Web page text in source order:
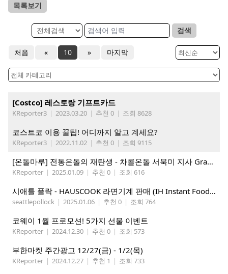
목록보기
검색
처음 « 10 » 마지막
[Costco] 레스토랑 기프트카드
KReporter3 | 2023.03.20 | 추천 0 | 조회 8628
코스트코 이용 꿀팁! 어디까지 알고 계세요?
KReporter3 | 2022.11.02 | 추천 0 | 조회 9115
[온돌마루] 전통온돌의 재탄생 - 차콜온돌 서북미 지사 Grand Open!!
KReporter | 2025.01.09 | 추천 0 | 조회 616
시애틀 폴락 - HAUSCOOK 라면기계 판매 (IH Instant Food Cooker )
seattlepollock | 2025.01.06 | 추천 0 | 조회 764
코웨이 1월 프로모션! 5가지 선물 이벤트
KReporter | 2024.12.30 | 추천 0 | 조회 573
부한마켓 주간광고 12/27(금) - 1/2(목)
KReporter | 2024.12.27 | 추천 1 | 조회 733